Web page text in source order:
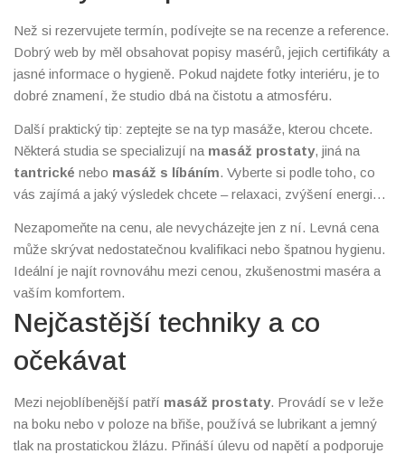
Než si rezervujete termín, podívejte se na recenze a reference.
Dobrý web by měl obsahovat popisy masérů, jejich certifikáty a
jasné informace o hygieně. Pokud najdete fotky interiéru, je to
dobré znamení, že studio dbá na čistotu a atmosféru.
Další praktický tip: zeptejte se na typ masáže, kterou chcete.
Některá studia se specializují na masáž prostaty, jiná na
tantrické nebo masáž s líbáním. Vyberte si podle toho, co
vás zajímá a jaký výsledek chcete – relaxaci, zvýšení energie
Nezapomeňte na cenu, ale nevycházejte jen z ní. Levná cena
může skrývat nedostatečnou kvalifikaci nebo špatnou hygienu.
Ideální je najít rovnováhu mezi cenou, zkušenostmi maséra a
vaším komfortem.
Nejčastější techniky a co
očekávat
Mezi nejoblíbenější patří masáž prostaty. Provádí se v leže
na boku nebo v poloze na břiše, použí­vá se lubrikant a jemný
tlak na prostatickou žlázu. Přináší úlevu od napětí a podporuje